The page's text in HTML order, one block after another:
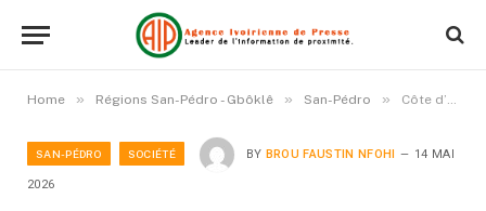
Home » Régions San-Pédro - Gbôklê » San-Pédro » Côte d’Ivoire-AIP/ Un réseau d’organisations sensibilise les jeunes de San Pedro à l’alimentation saine
SAN-PÉDRO SOCIÉTÉ BY BROU FAUSTIN NFOHI 14 MAI
2026